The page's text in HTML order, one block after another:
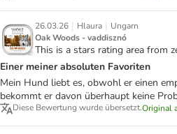
26.03.26 | Hlaura | Ungarn
Oak Woods - vaddisznó
This is a stars rating area from
Einer meiner absoluten Favoriten
Mein Hund liebt es, obwohl er einen
bekommt er davon überhaupt keine
Diese Bewertung wurde übersetzt.Original